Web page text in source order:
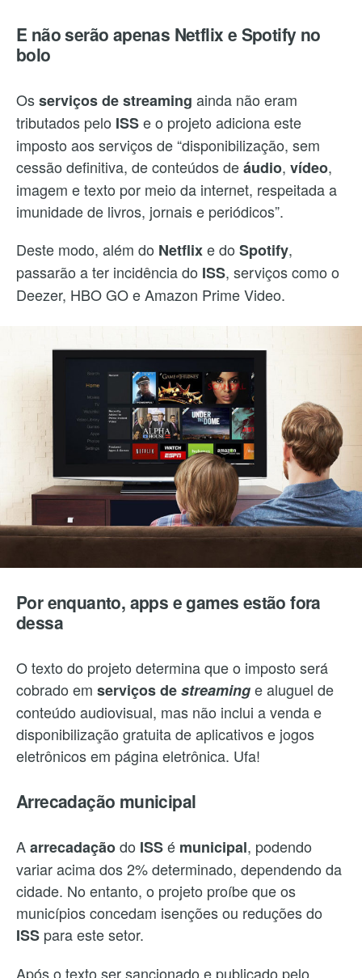
E não serão apenas Netflix e Spotify no
bolo
Osserviços de streaming ainda não eram
tributados pelo ISSe o projeto adiciona este
imposto aos serviços de “disponibilização, sem
cessão definitiva, de conteúdos deáudio, vídeo,
imagem e texto por meio da internet, respeitada a
imunidade de livros, jornais e periódicos”.
Deste modo, além do Netflixe do Spotify,
passarão a ter incidência do ISS, serviços como o
Deezer, HBO GO e Amazon Prime Video.
Por enquanto, apps e games estão fora
dessa
O texto do projeto determina que o imposto será
cobrado em serviços destreaminge aluguel de
conteúdo audiovisual, mas não inclui a venda e
disponibilização gratuita de aplicativos e jogos
eletrônicos em página eletrônica. Ufa!
Arrecadação municipal
Aarrecadaçãodo ISSé municipal, podendo
variar acima dos 2% determinado, dependendo da
cidade. No entanto, o projeto proíbe que os
municípios concedam isenções ou reduções do
ISS para este setor.
Após o texto ser sancionado e publicado pelo